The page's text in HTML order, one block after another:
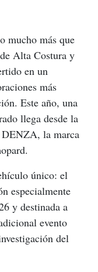
mucho más que
Alta Costura y
en un
más
Este año, una
llega desde la
la marca
único: el
especialmente
y destinada a
evento
del